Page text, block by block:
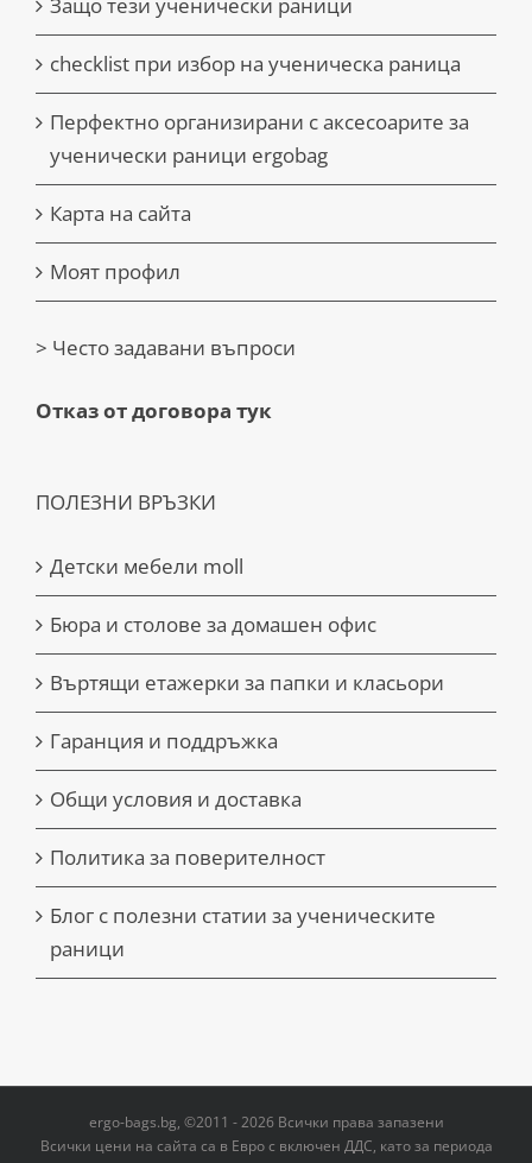
Защо тези ученически раници
checklist при избор на ученическа раница
Перфектно организирани с аксесоарите за
ученически раници ergobag
Карта на сайта
Моят профил
> Често задавани въпроси
Отказ от договора тук
ПОЛЕЗНИ ВРЪЗКИ
Детски мебели moll
Бюра и столове за домашен офис
Въртящи етажерки за папки и класьори
Гаранция и поддръжка
Общи условия и доставка
Политика за поверителност
Блог с полезни статии за ученическите
раници
ergo-bags.bg, ©2011 - 2026 Всички права запазени
Всички цени на сайта са в Евро с включен ДДС, като за периода